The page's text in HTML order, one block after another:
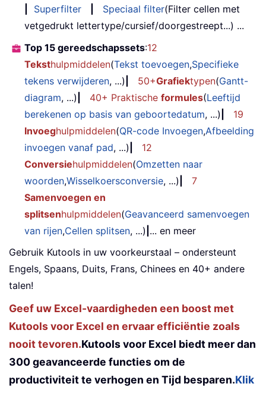
Superfilter Speciaal filter(Filter cellen met
vetgedrukt lettertype/cursief/doorgestreept...) ...
Top 15 gereedschapssets:12
Teksthulpmiddelen(Tekst toevoegen,Specifieke
tekens verwijderen, ...) 50+Grafiektypen(Gantt-
diagram, ...) 40+ Praktische formules(Leeftijd
berekenen op basis van geboortedatum, ...)
19
Invoeghulpmiddelen(QR-code Invoegen,Afbeelding
invoegen vanaf pad, ...)
12
Conversiehulpmiddelen(Omzetten naar
woorden,Wisselkoersconversie, ...)
7
Samenvoegen en
splitsenhulpmiddelen(Geavanceerd samenvoegen
van rijen,Cellen splitsen, ...) ... en meer
Gebruik Kutools in uw voorkeurstaal – ondersteunt
Engels, Spaans, Duits, Frans, Chinees en 40+ andere
talen!
Geef uw Excel-vaardigheden een boost met
Kutools voor Excel en ervaar efficiëntie zoals
nooit tevoren.Kutools voor Excel biedt meer dan
300 geavanceerde functies om de
productiviteit te verhogen en Tijd besparen.Klik